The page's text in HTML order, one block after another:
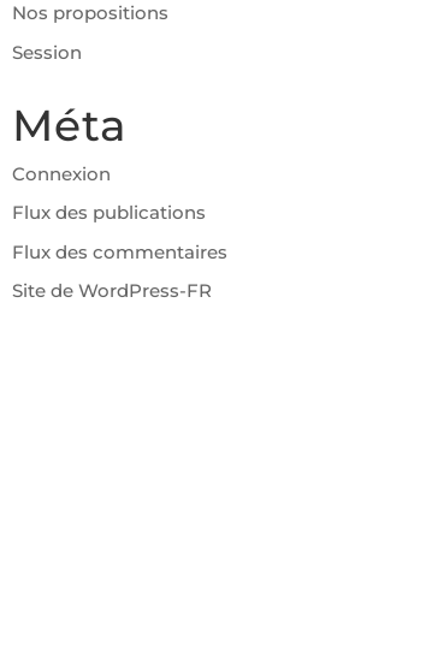
Nos propositions
Session
Méta
Connexion
Flux des publications
Flux des commentaires
Site de WordPress-FR